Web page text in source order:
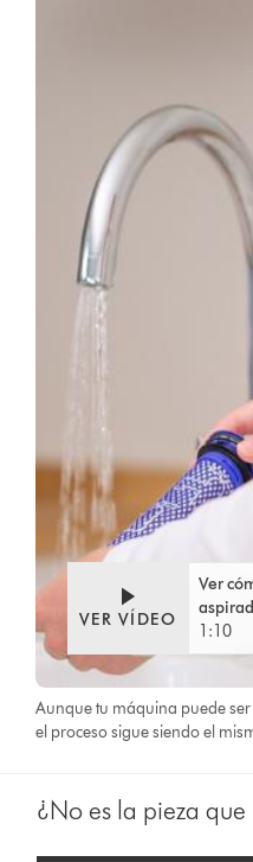
VER VÍDEO
Ver
1:10
Aunque tu máquina puede
el proceso sigue siendo el
¿No es la pieza que